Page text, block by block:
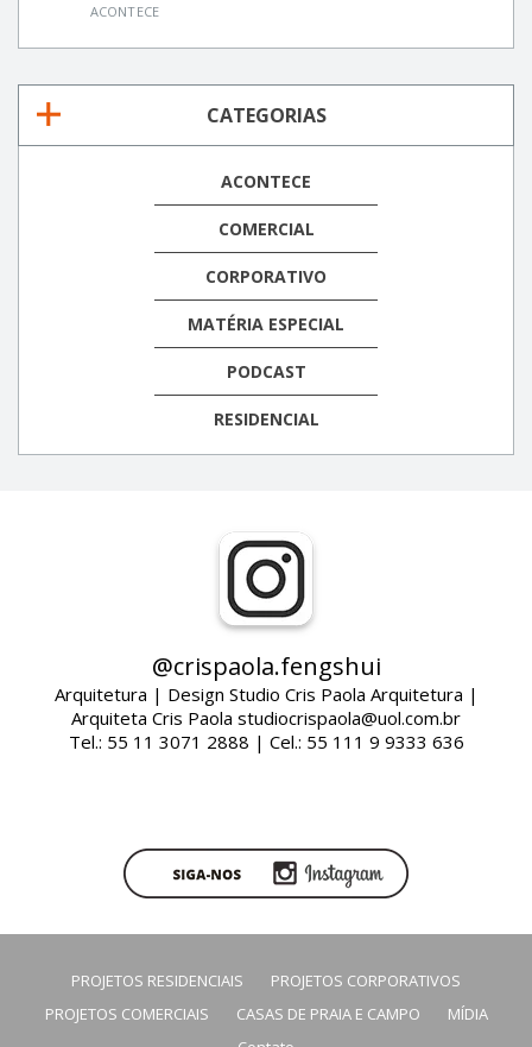
ACONTECE
CATEGORIAS
ACONTECE
COMERCIAL
CORPORATIVO
MATÉRIA ESPECIAL
PODCAST
RESIDENCIAL
@crispaola.fengshui
Arquitetura | Design Studio Cris Paola Arquitetura |
Arquiteta Cris Paola studiocrispaola@uol.com.br
Tel.: 55 11 3071 2888 | Cel.: 55 111 9 9333 636
PROJETOS RESIDENCIAIS
PROJETOS CORPORATIVOS
PROJETOS COMERCIAIS
CASAS DE PRAIA E CAMPO
MÍDIA